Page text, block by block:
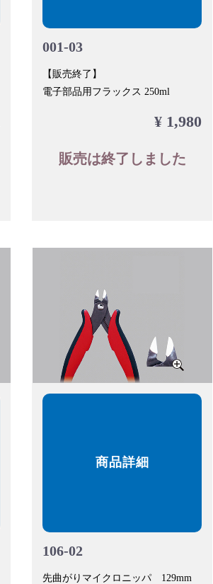
001-03
【販売終了】
電子部品用フラックス 250ml
¥ 1,980
販売は終了しました
商品詳細
106-02
先曲がりマイクロニッパ 129mm